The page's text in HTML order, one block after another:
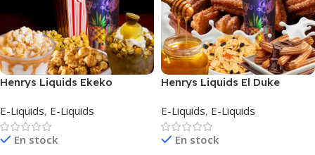
Henrys Liquids Ekeko
E-Liquids, E-Liquids
En stock
Henrys Liquids El Duke
E-Liquids, E-Liquids
En stock